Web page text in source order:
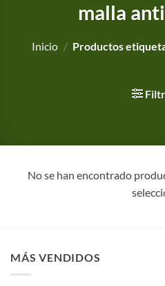
malla
Inicio / Productos
No se han encontrado
MÁS VENDIDOS